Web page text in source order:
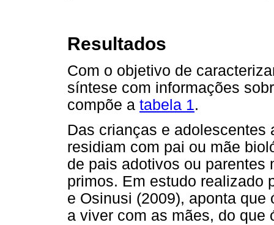
Resultados
Com o objetivo de
síntese com informações
compõe a tabela 1.
Das crianças e adolescentes
residiam com pai ou mãe
de pais adotivos ou parentes
primos. Em estudo realizado
e Osinusi (2009), aponta
a viver com as mães, do que